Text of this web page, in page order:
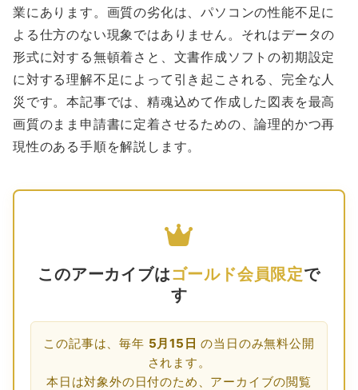
業にあります。画質の劣化は、パソコンの性能不足に
よる仕方のない現象ではありません。それはデータの
形式に対する無頓着さと、文書作成ソフトの初期設定
に対する理解不足によって引き起こされる、完全な人
災です。本記事では、精魂込めて作成した図表を最高
画質のまま申請書に定着させるための、論理的かつ再
現性のある手順を解説します。
このアーカイブはゴールド会員限定で
す
この記事は、毎年 5月15日 の当日のみ無料公開
されます。
本日は対象外の日付のため、アーカイブの閲覧